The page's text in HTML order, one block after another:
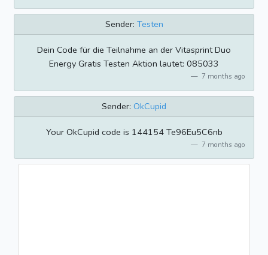
Sender: Testen
Dein Code für die Teilnahme an der Vitasprint Duo
Energy Gratis Testen Aktion lautet: 085033
7 months ago
Sender: OkCupid
Your OkCupid code is 144154 Te96Eu5C6nb
7 months ago